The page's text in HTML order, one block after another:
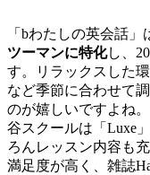
「bわたしの英会話」
ツーマンに特化し、
す。リラックスした
など季節に合わせて
のが嬉しいですよね
谷スクールは「Luxe
ろんレッスン内容も
満足度が高く、雑誌